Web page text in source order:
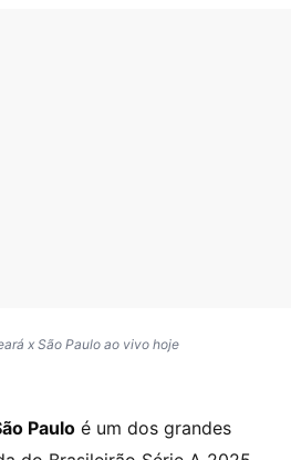
x São Paulo ao vivo hoje
Paulo é um dos grandes